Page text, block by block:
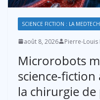
SCIENCE FICTION : LA
août 8, 2026 Pierre-
Microrobots
science-
la chirurgie